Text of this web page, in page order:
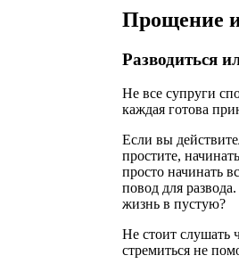
Прощение и
Разводиться
Не все супруги
каждая готова
Если вы
простите,
просто начинать
повод для
жизнь в пустую?
Не стоит слушать
стремиться не